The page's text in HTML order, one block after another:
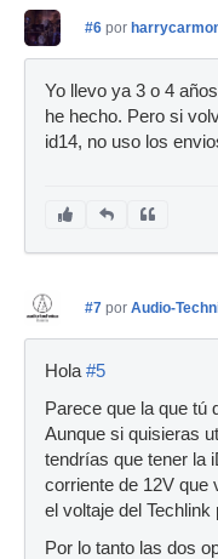
#6 por
Yo llevo ya 3 o 4
he hecho. Pero si
id14, no uso los
#7 por Audio-
Hola #5
Parece que la que tú
Aunque si quisieras
tendrías que tener la
corriente de 12V que
el voltaje del
Por lo tanto las dos